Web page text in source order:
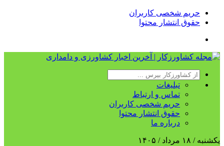
حریم شخصی کاربران
حقوق انتشار محتوا
تبلیغات
تماس و ارتباط
حریم شخصی کاربران
حقوق انتشار محتوا
درباره ما
یکشنبه / ۱۸ مرداد / ۱۴۰۵